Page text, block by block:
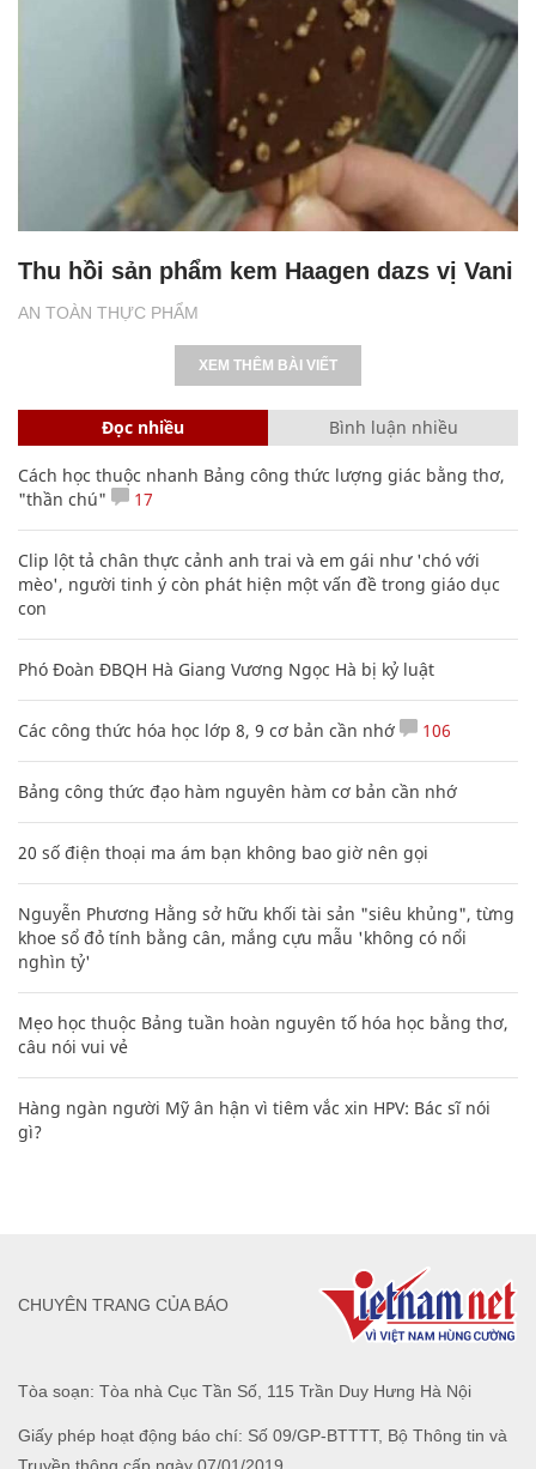
AN TOÀN THỰC PHẨM
Thu hồi sản phẩm kem Haagen dazs vị Vani
XEM THÊM BÀI VIẾT
Đọc nhiều Bình luận nhiều
Cách học thuộc nhanh Bảng công thức lượng giác bằng thơ,
"thần chú"
17
Clip lột tả chân thực cảnh anh trai và em gái như 'chó với
mèo', người tinh ý còn phát hiện một vấn đề trong giáo dục
con
Phó Đoàn ĐBQH Hà Giang Vương Ngọc Hà bị kỷ luật
Các công thức hóa học lớp 8, 9 cơ bản cần nhớ 106
Bảng công thức đạo hàm nguyên hàm cơ bản cần nhớ
20 số điện thoại ma ám bạn không bao giờ nên gọi
Nguyễn Phương Hằng sở hữu khối tài sản "siêu khủng", từng
khoe sổ đỏ tính bằng cân, mắng cựu mẫu 'không có nổi
nghìn tỷ'
Mẹo học thuộc Bảng tuần hoàn nguyên tố hóa học bằng thơ,
câu nói vui vẻ
Hàng ngàn người Mỹ ân hận vì tiêm vắc xin HPV: Bác sĩ nói
gì?
Tòa soạn: Tòa nhà Cục Tần Số, 115 Trần Duy Hưng Hà Nội
Giấy phép hoạt động báo chí: Số 09/GP-BTTTT, Bộ Thông tin và
CHUYÊN TRANG CỦA BÁO